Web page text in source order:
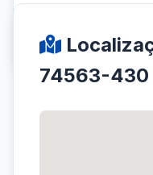
74563-430